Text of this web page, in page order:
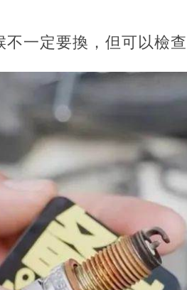
一定要換，但可以檢查